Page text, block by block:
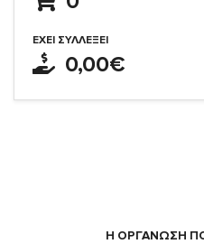
ΈΧΕΙ ΣΥΛΛΈΞΕΙ
0,00€
Η ΟΡΓΆΝΩΣΗ